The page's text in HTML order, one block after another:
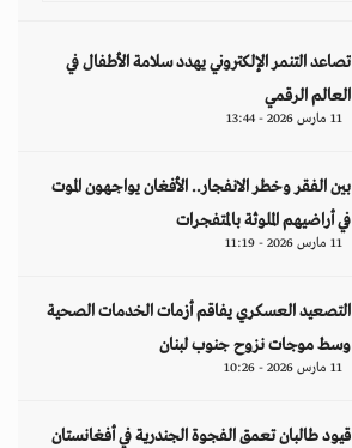
تصاعد التنمر الإلكتروني يهدد سلامة الأطفال في
العالم الرقمي
11 مارس 2026 - 13:44
بين الفقر وخطر الانفجار.. الأفغان يواجهون الموت
في أراضيهم الملوثة بالمتفجرات
11 مارس 2026 - 11:19
التصعيد العسكري يفاقم أزمات الخدمات الصحية
وسط موجات نزوح جنوب لبنان
11 مارس 2026 - 10:26
قيود طالبان تعمق الفجوة الجندرية في أفغانستان